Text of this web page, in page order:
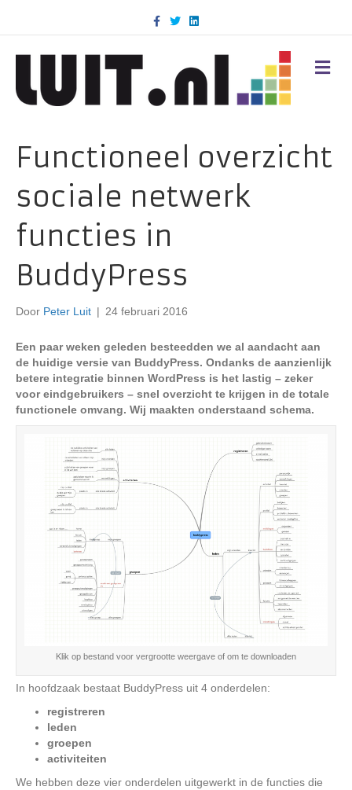
c
k
T
w
i
n
d
M
E
Functioneel overzicht
sociale netwerk
functies in
BuddyPress
Door Peter Luit | 24 februari 2016
Een paar weken geleden besteedden we al aandacht aan
de huidige versie van BuddyPress. Ondanks de aanzienlijk
betere integratie binnen WordPress is het lastig – zeker
voor eindgebruikers – snel overzicht te krijgen in de totale
functionele omvang. Wij maakten onderstaand schema.
Klik op bestand voor vergrootte weergave of om te downloaden
In hoofdzaak bestaat BuddyPress uit 4 onderdelen:
registreren
leden
groepen
activiteiten
We hebben deze vier onderdelen uitgewerkt in de functies die